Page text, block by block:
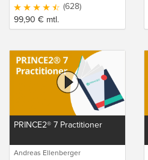
(628)
99,90 € mtl.
PRINCE2® 7 Practitioner
Andreas Ellenberger